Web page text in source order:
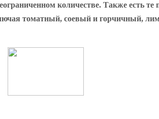
количестве. Также есть
томатный, соевый и горчичный,